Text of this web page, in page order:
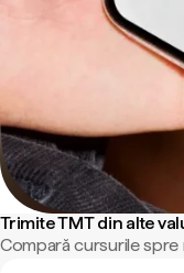
Trimite TMT din alte
Compară cursurile spre